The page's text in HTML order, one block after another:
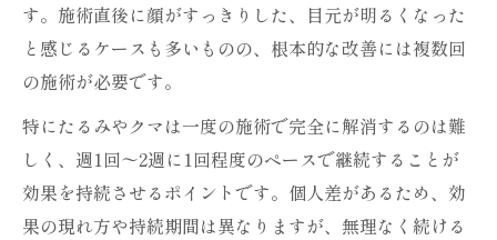
す。施術直後に顔がすっきりした、目元が明るくなった
と感じるケースも多いものの、根本的な改善には複数回
の施術が必要です。
特にたるみやクマは一度の施術で完全に解消するのは難
しく、週1回〜2週に1回程度のペースで継続することが
効果を持続させるポイントです。個人差があるため、効
果の現れ方や持続期間は異なりますが、無理なく続ける